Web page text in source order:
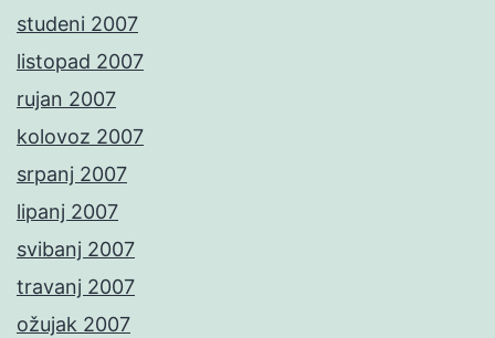
studeni 2007
listopad 2007
rujan 2007
kolovoz 2007
srpanj 2007
lipanj 2007
svibanj 2007
travanj 2007
ožujak 2007